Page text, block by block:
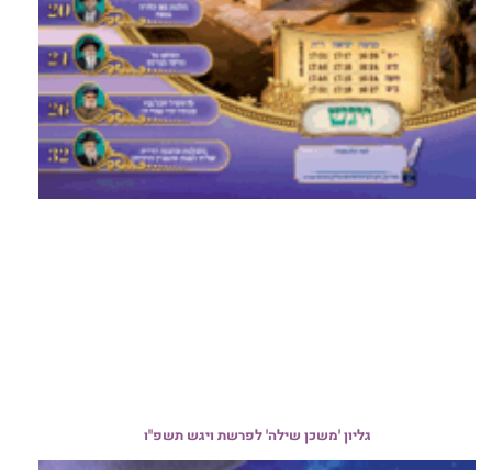
גליון 'משכן שילה' לפרשת ויגש תשפ"ו